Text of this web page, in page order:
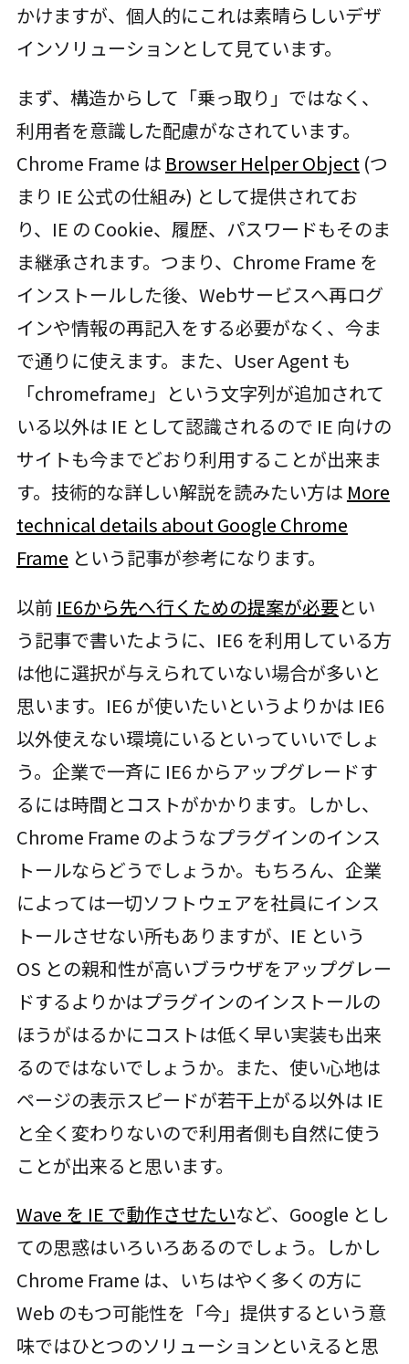
かけますが、個人的にこれは素晴らしいデザ
インソリューションとして見ています。
まず、構造からして「乗っ取り」ではなく、
利用者を意識した配慮がなされています。
Chrome Frame は Browser Helper Object (つ
まり IE 公式の仕組み) として提供されてお
り、IE の Cookie、履歴、パスワードもそのま
ま継承されます。つまり、Chrome Frame を
インストールした後、Webサービスへ再ログ
インや情報の再記入をする必要がなく、今ま
で通りに使えます。また、User Agent も
「chromeframe」という文字列が追加されて
いる以外は IE として認識されるので IE 向けの
サイトも今までどおり利用することが出来ま
す。技術的な詳しい解説を読みたい方は More
technical details about Google Chrome
Frame という記事が参考になります。
以前 IE6から先へ行くための提案が必要とい
う記事で書いたように、IE6 を利用している方
は他に選択が与えられていない場合が多いと
思います。IE6 が使いたいというよりかは IE6
以外使えない環境にいるといっていいでしょ
う。企業で一斉に IE6 からアップグレードす
るには時間とコストがかかります。しかし、
Chrome Frame のようなプラグインのインス
トールならどうでしょうか。もちろん、企業
によっては一切ソフトウェアを社員にインス
トールさせない所もありますが、IE という
OS との親和性が高いブラウザをアップグレー
ドするよりかはプラグインのインストールの
ほうがはるかにコストは低く早い実装も出来
るのではないでしょうか。また、使い心地は
ページの表示スピードが若干上がる以外は IE
と全く変わりないので利用者側も自然に使う
ことが出来ると思います。
Wave を IE で動作させたいなど、Google とし
ての思惑はいろいろあるのでしょう。しかし
Chrome Frame は、いちはやく多くの方に
Web のもつ可能性を「今」提供するという意
味ではひとつのソリューションといえると思